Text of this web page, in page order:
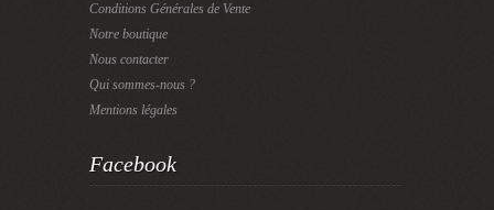
Conditions Générales de Vente
Notre boutique
Nous contacter
Qui sommes-nous ?
Mentions légales
Facebook